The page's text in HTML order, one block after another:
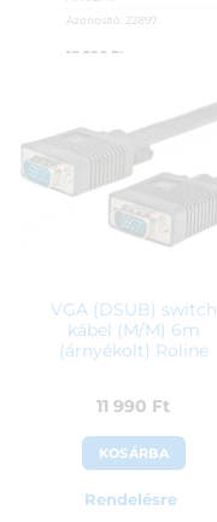
Azonosító: 22897
18 250 Ft
VGA (DSUB) switch
kábel (M/M) 6m
(árnyékolt) Roline
11 990 Ft
KOSÁRBA
Rendelésre